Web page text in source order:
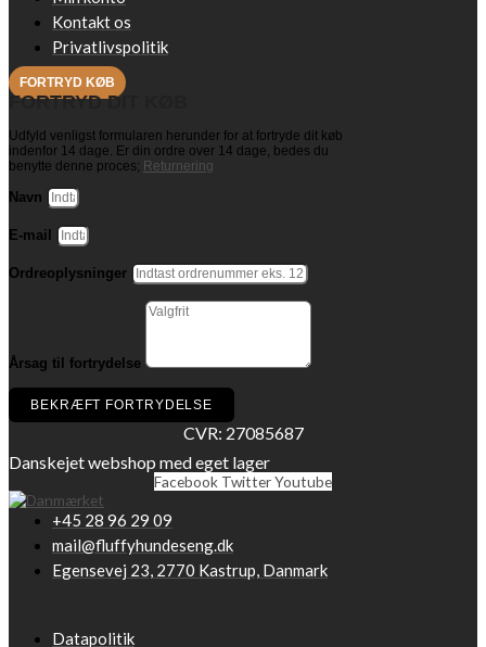
Kontakt os
Privatlivspolitik
FORTRYD KØB
FORTRYD DIT KØB
Udfyld venligst formularen herunder for at fortryde dit køb
indenfor 14 dage. Er din ordre over 14 dage, bedes du
benytte denne proces; Returnering
Navn
E-mail
Ordreoplysninger
Årsag til fortrydelse
BEKRÆFT FORTRYDELSE
CVR: 27085687
Danskejet webshop med eget lager
Facebook TwitterYoutube
+45 28 96 29 09
mail@fluffyhundeseng.dk
Egensevej 23, 2770 Kastrup, Danmark
Datapolitik